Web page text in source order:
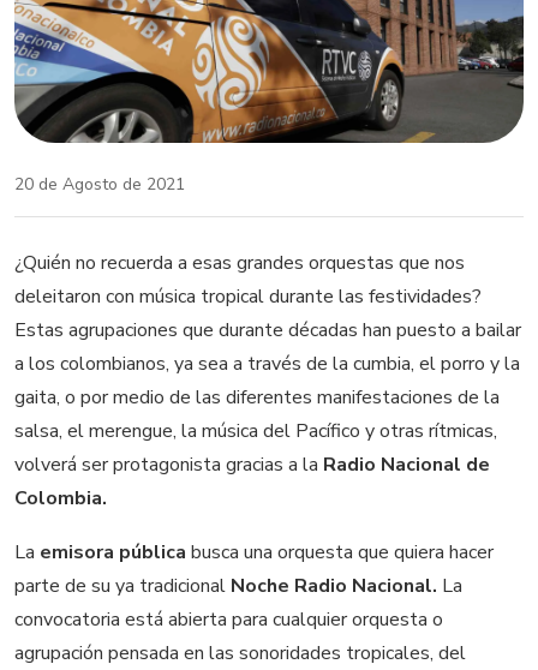
20 de Agosto de 2021
¿Quién no recuerda a esas grandes orquestas que nos
deleitaron con música tropical durante las festividades?
Estas agrupaciones que durante décadas han puesto a bailar
a los colombianos, ya sea a través de la cumbia, el porro y la
gaita, o por medio de las diferentes manifestaciones de la
salsa, el merengue, la música del Pacífico y otras rítmicas,
volverá ser protagonista gracias a la Radio Nacional de
Colombia.
La emisora pública busca una orquesta que quiera hacer
parte de su ya tradicional Noche Radio Nacional. La
convocatoria está abierta para cualquier orquesta o
agrupación pensada en las sonoridades tropicales, del